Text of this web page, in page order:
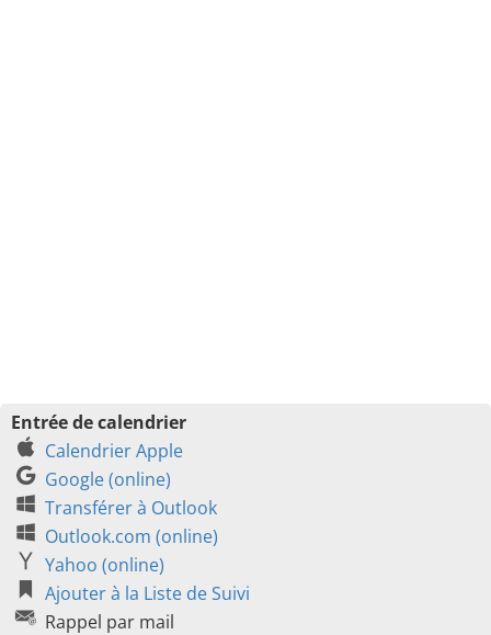
Entrée de calendrier
Calendrier Apple
Google (online)
Transférer à Outlook
Outlook.com (online)
Yahoo (online)
Ajouter à la Liste de Suivi
Rappel par mail